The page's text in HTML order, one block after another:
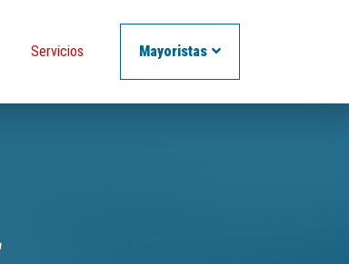
Servicios Mayoristas